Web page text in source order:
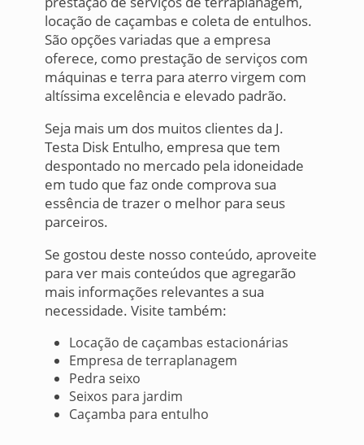
locação de caçambas e coleta de entulhos.
São opções variadas que a empresa
oferece, como prestação de serviços com
máquinas e terra para aterro virgem com
altíssima excelência e elevado padrão.
Seja mais um dos muitos clientes da J.
Testa Disk Entulho, empresa que tem
despontado no mercado pela idoneidade
em tudo que faz onde comprova sua
essência de trazer o melhor para seus
parceiros.
Se gostou deste nosso conteúdo, aproveite
para ver mais conteúdos que agregarão
mais informações relevantes a sua
necessidade. Visite também:
Locação de caçambas estacionárias
Empresa de terraplanagem
Pedra seixo
Seixos para jardim
Caçamba para entulho